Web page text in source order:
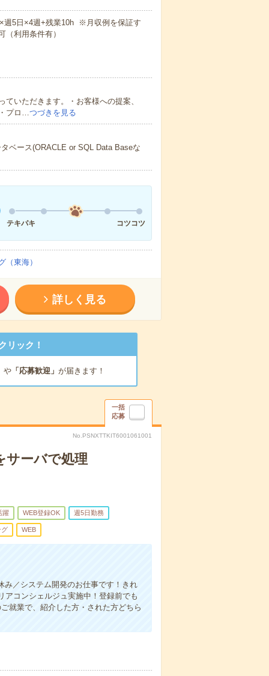
5日×4週+残業10h ※月収例を保証す
利用条件有）
いただきます。・お客様への提案、
プロ…つづきを見る
ベース(ORACLE or SQL Data Baseな
テキパキ コツコツ
東海）
詳しく見る
リック！
や「応募歓迎」 が届きます！
一括
応募
No.PSNXTTKIT6001061001
サーバで処理
躍 WEB登録OK 週5日勤務
WEB
／システム開発のお仕事です！きれ
アコンシェルジュ実施中！登録前でも
就業で、紹介した方・された方どちら